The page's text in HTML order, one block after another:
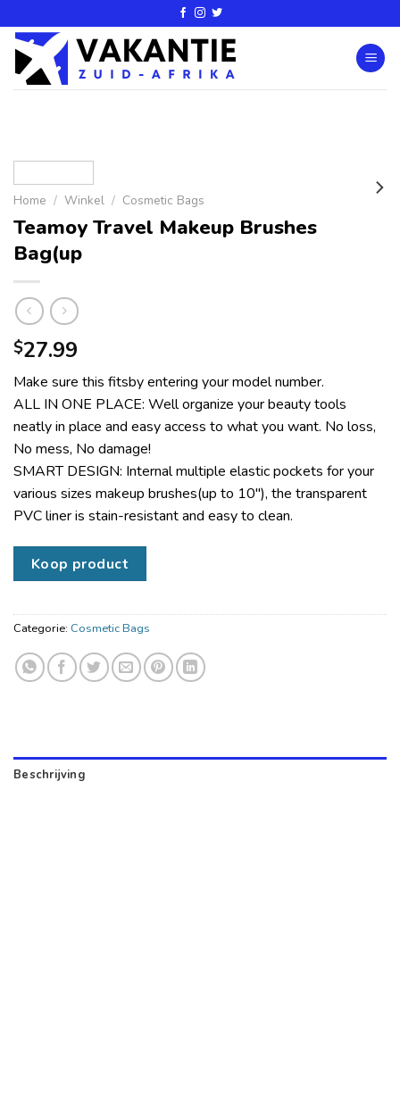
Home / Winkel / Cosmetic Bags
Teamoy Travel Makeup Brushes
Bag(up
$27.99
Make sure this fitsby entering your model number.
ALL IN ONE PLACE: Well organize your beauty tools
neatly in place and easy access to what you want. No loss,
No mess, No damage!
SMART DESIGN: Internal multiple elastic pockets for your
various sizes makeup brushes(up to 10″), the transparent
PVC liner is stain-resistant and easy to clean.
Koop product
Categorie: Cosmetic Bags
Beschrijving